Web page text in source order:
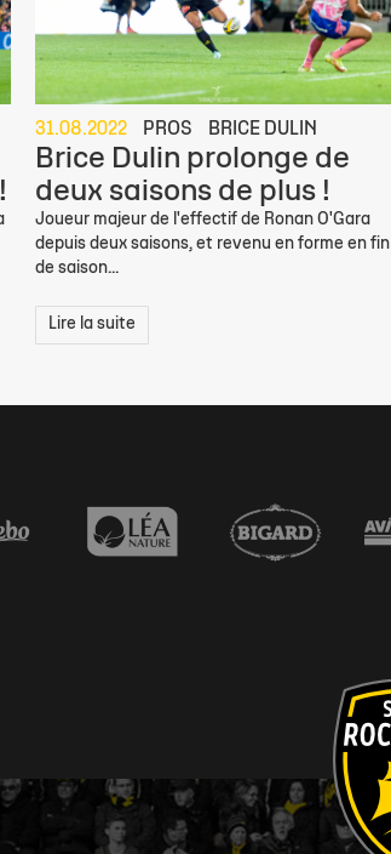
31.08.2022 PROS BRICE DULIN
Brice Dulin prolonge de
deux saisons de plus !
Joueur majeur de l'effectif de Ronan O'Gara
depuis deux saisons, et revenu en forme en fin
de saison...
Lire la suite